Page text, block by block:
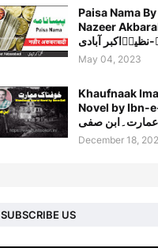
Paisa Nama By
Nazeer
نظیرؔاکبر آبادی
May 04, 2023
Khaufnaak
Novel by Ibn-
صفی
December 18,
SUBSCRIBE US